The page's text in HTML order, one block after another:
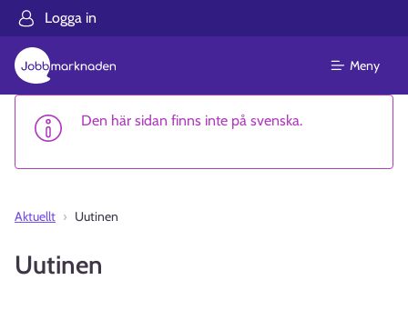
Logga in
Meny
Den här sidan finns inte på svenska.
Aktuellt Uutinen
Uutinen